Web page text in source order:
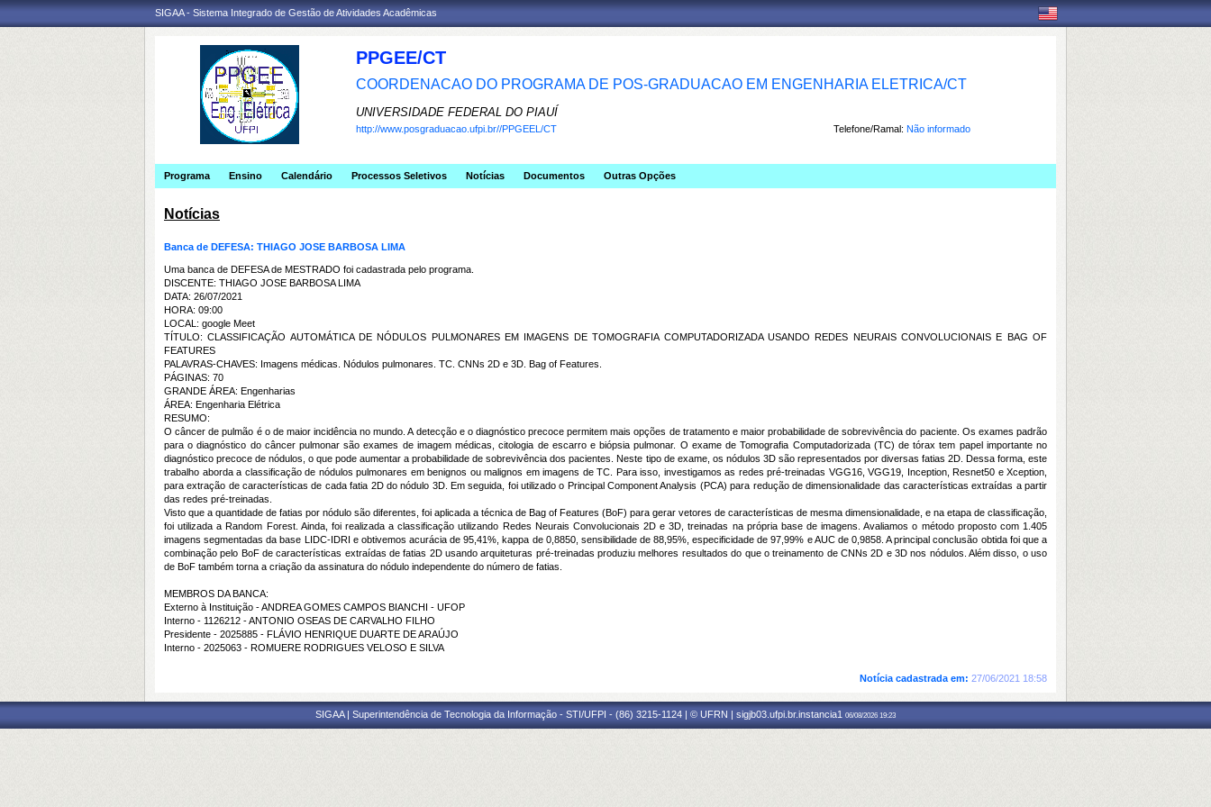
SIGAA - Sistema Integrado de Gestão de Atividades Acadêmicas
PPGEE/CT
COORDENACAO DO PROGRAMA DE POS-GRADUACAO EM ENGENHARIA ELETRICA/CT
UNIVERSIDADE FEDERAL DO PIAUÍ
Telefone/Ramal: Não informado
http://www.posgraduacao.ufpi.br//PPGEEL/CT
Programa Ensino Calendário Processos Seletivos Notícias Documentos Outras Opções
Notícias
Banca de DEFESA: THIAGO JOSE BARBOSA LIMA
Uma banca de DEFESA de MESTRADO foi cadastrada pelo programa.
DISCENTE: THIAGO JOSE BARBOSA LIMA
DATA: 26/07/2021
HORA: 09:00
LOCAL: google Meet
TÍTULO: CLASSIFICAÇÃO AUTOMÁTICA DE NÓDULOS PULMONARES EM IMAGENS DE TOMOGRAFIA COMPUTADORIZADA USANDO REDES NEURAIS CONVOLUCIONAIS E BAG OF
FEATURES
PALAVRAS-CHAVES: Imagens médicas. Nódulos pulmonares. TC. CNNs 2D e 3D. Bag of Features.
PÁGINAS: 70
GRANDE ÁREA: Engenharias
ÁREA: Engenharia Elétrica
RESUMO:
O câncer de pulmão é o de maior incidência no mundo. A detecção e o diagnóstico precoce permitem mais opções de tratamento e maior probabilidade de sobrevivência do paciente. Os exames padrão
para o diagnóstico do câncer pulmonar são exames de imagem médicas, citologia de escarro e biópsia pulmonar. O exame de Tomografia Computadorizada (TC) de tórax tem papel importante no
diagnóstico precoce de nódulos, o que pode aumentar a probabilidade de sobrevivência dos pacientes. Neste tipo de exame, os nódulos 3D são representados por diversas fatias 2D. Dessa forma, este
trabalho aborda a classificação de nódulos pulmonares em benignos ou malignos em imagens de TC. Para isso, investigamos as redes pré-treinadas VGG16, VGG19, Inception, Resnet50 e Xception,
para extração de características de cada fatia 2D do nódulo 3D. Em seguida, foi utilizado o Principal Component Analysis (PCA) para redução de dimensionalidade das características extraídas a partir
das redes pré-treinadas.
Visto que a quantidade de fatias por nódulo são diferentes, foi aplicada a técnica de Bag of Features (BoF) para gerar vetores de características de mesma dimensionalidade, e na etapa de classificação,
foi utilizada a Random Forest. Ainda, foi realizada a classificação utilizando Redes Neurais Convolucionais 2D e 3D, treinadas na própria base de imagens. Avaliamos o método proposto com 1.405
imagens segmentadas da base LIDC-IDRI e obtivemos acurácia de 95,41%, kappa de 0,8850, sensibilidade de 88,95%, especificidade de 97,99% e AUC de 0,9858. A principal conclusão obtida foi que a
combinação pelo BoF de características extraídas de fatias 2D usando arquiteturas pré-treinadas produziu melhores resultados do que o treinamento de CNNs 2D e 3D nos nódulos. Além disso, o uso
de BoF também torna a criação da assinatura do nódulo independente do número de fatias.
MEMBROS DA BANCA:
Externo à Instituição - ANDREA GOMES CAMPOS BIANCHI - UFOP
Interno - 1126212 - ANTONIO OSEAS DE CARVALHO FILHO
Presidente - 2025885 - FLÁVIO HENRIQUE DUARTE DE ARAÚJO
Interno - 2025063 - ROMUERE RODRIGUES VELOSO E SILVA
Notícia cadastrada em: 27/06/2021 18:58
SIGAA | Superintendência de Tecnologia da Informação - STI/UFPI - (86) 3215-1124 | © UFRN | sigjb03.ufpi.br.instancia1 06/08/2026 19:23